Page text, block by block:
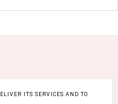
ITS SERVICES AND TO